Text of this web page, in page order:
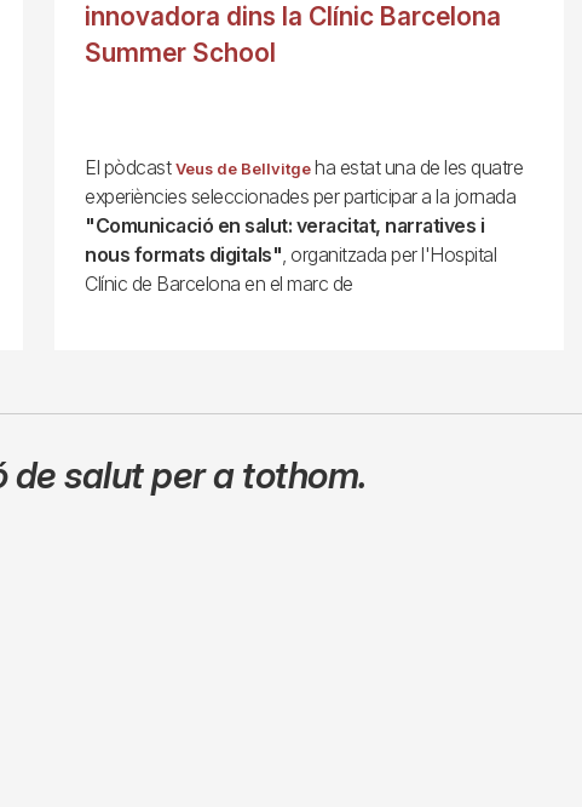
innovadora dins la Clínic Barcelona
Summer School
El pòdcast Veus de Bellvitgeha estat una de les quatre
experiències seleccionades per participar a la jornada
"Comunicació en salut: veracitat, narratives i
nous formats digitals", organitzada per l'Hospital
Clínic de Barcelona en el marc de
salut per a tothom.